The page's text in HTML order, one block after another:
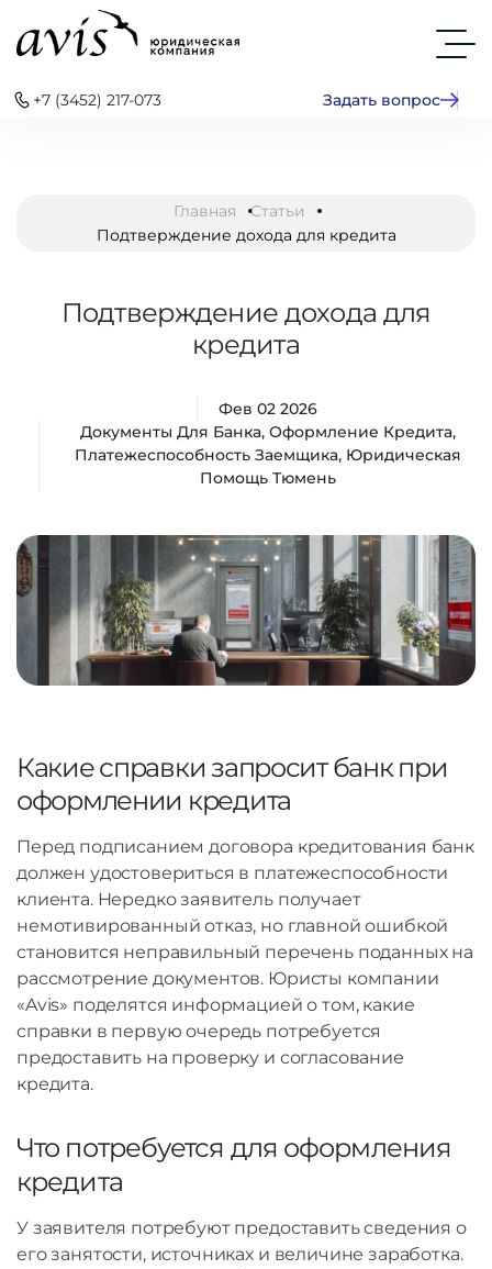
+7 (3452) 217-073 Задать вопрос
Главная
Статьи
Подтверждение дохода для кредита
Подтверждение дохода для
кредита
Фев 02 2026
Документы Для Банка, Оформление Кредита,
Платежеспособность Заемщика, Юридическая
Помощь Тюмень
Какие справки запросит банк при
оформлении кредита
Перед подписанием договора кредитования банк
должен удостовериться в платежеспособности
клиента. Нередко заявитель получает
немотивированный отказ, но главной ошибкой
становится неправильный перечень поданных на
рассмотрение документов. Юристы компании
«Avis» поделятся информацией о том, какие
справки в первую очередь потребуется
предоставить на проверку и согласование
кредита.
Что потребуется для оформления
кредита
У заявителя потребуют предоставить сведения о
его занятости, источниках и величине заработка.